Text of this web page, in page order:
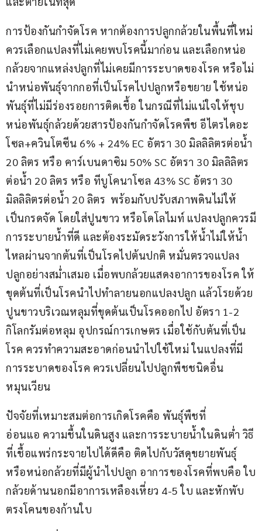
การป้องกันกำจัดโรค หากต้องการปลูกกล้วยในพื้นที่ใหม่
ควรเลือกแปลงที่ไม่เคยพบโรคนี้มาก่อน และเลือกหน่อ
กล้วยจากแหล่งปลูกที่ไม่เคยมีการระบาดของโรค หรือไม่
นำหน่อพันธุ์จากกอที่เป็นโรคไปปลูกหรือขยาย ใช้หน่อ
พันธุ์ที่ไม่มีร่องรอยการติดเชื้อ ในกรณีที่ไม่แน่ใจให้ชุบ
หน่อพันธุ์กล้วยด้วยสารป้องกันกำจัดโรคพืช อีไตรไดอะ
โซล+ควินโตซีน 6% + 24% EC อัตรา 30 มิลลิลิตรต่อน้ำ
20 ลิตร หรือ คาร์เบนดาซิม 50% SC อัตรา 30 มิลลิลิตร
ต่อน้ำ 20 ลิตร หรือ ทีบูโคนาโซล 43% SC อัตรา 30
มิลลิลิตรต่อน้ำ 20 ลิตร  พร้อมกับปรับสภาพดินไม่ให้
เป็นกรดจัด โดยใส่ปูนขาว หรือโดโลไมท์ แปลงปลูกควรมี
การระบายน้ำที่ดี และต้องระมัดระวังการให้น้ำไม่ให้น้ำ
ไหลผ่านจากต้นที่เป็นโรคไปต้นปกติ หมั่นตรวจแปลง
ปลูกอย่างสม่ำเสมอ เมื่อพบกล้วยแสดงอาการของโรค ให้
ขุดต้นที่เป็นโรคนำไปทำลายนอกแปลงปลูก แล้วโรยด้วย
ปูนขาวบริเวณหลุมที่ขุดต้นเป็นโรคออกไป อัตรา 1-2
กิโลกรัมต่อหลุม อุปกรณ์การเกษตร เมื่อใช้กับต้นที่เป็น
โรค ควรทำความสะอาดก่อนนำไปใช้ใหม่ ในแปลงที่มี
การระบาดของโรค ควรเปลี่ยนไปปลูกพืชชนิดอื่น
หมุนเวียน
ปัจจัยที่เหมาะสมต่อการเกิดโรคคือ พันธุ์พืชที่
อ่อนแอ ความชื้นในดินสูง และการระบายน้ำในดินต่ำ วิธี
ที่เชื้อแพร่กระจายไปได้ดีคือ ติดไปกับวัสดุขยายพันธุ์
หรือหน่อกล้วยที่มีผู้นำไปปลูก อาการของโรคที่พบคือ ใบ
กล้วยด้านนอกมีอาการเหลืองเหี่ยว 4-5 ใบ และหักพับ
ตรงโคนของก้านใบ